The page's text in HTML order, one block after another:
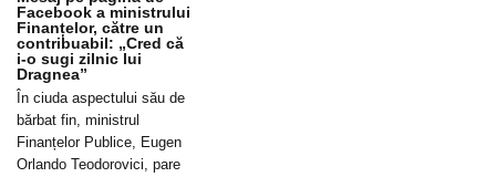
Facebook a ministrului
Finanțelor, către un
contribuabil: „Cred că
i-o sugi zilnic lui
Dragnea”
În ciuda aspectului său de
bărbat fin, ministrul
Finanțelor Publice, Eugen
Orlando Teodorovici, pare